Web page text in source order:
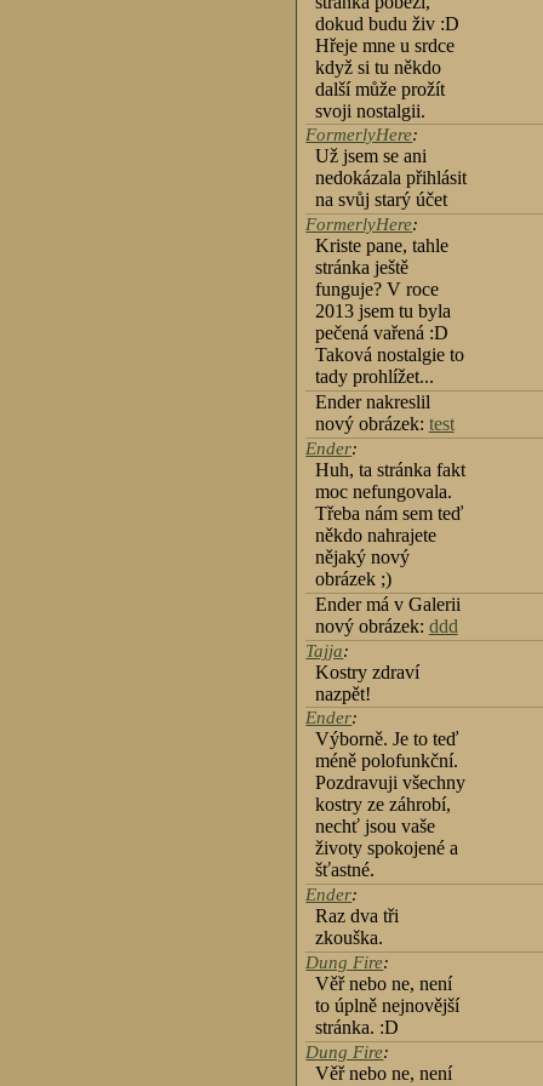
dokud budu živ :D
Hřeje mne u srdce
když si tu někdo
další může prožít
svoji nostalgii.
FormerlyHere:
Už jsem se ani
nedokázala přihlásit
na svůj starý účet
FormerlyHere:
Kriste pane, tahle
stránka ještě
funguje? V roce
2013 jsem tu byla
pečená vařená :D
Taková nostalgie to
tady prohlížet...
Ender nakreslil
nový obrázek: test
Ender:
Huh, ta stránka fakt
moc nefungovala.
Třeba nám sem teď
někdo nahrajete
nějaký nový
obrázek ;)
Ender má v Galerii
nový obrázek: ddd
Tajja:
Kostry zdraví
nazpět!
Ender:
Výborně. Je to teď
méně polofunkční.
Pozdravuji všechny
kostry ze záhrobí,
nechť jsou vaše
životy spokojené a
šťastné.
Ender:
Raz dva tři
zkouška.
Dung Fire:
Věř nebo ne, není
to úplně nejnovější
stránka. :D
Dung Fire:
Věř nebo ne, není